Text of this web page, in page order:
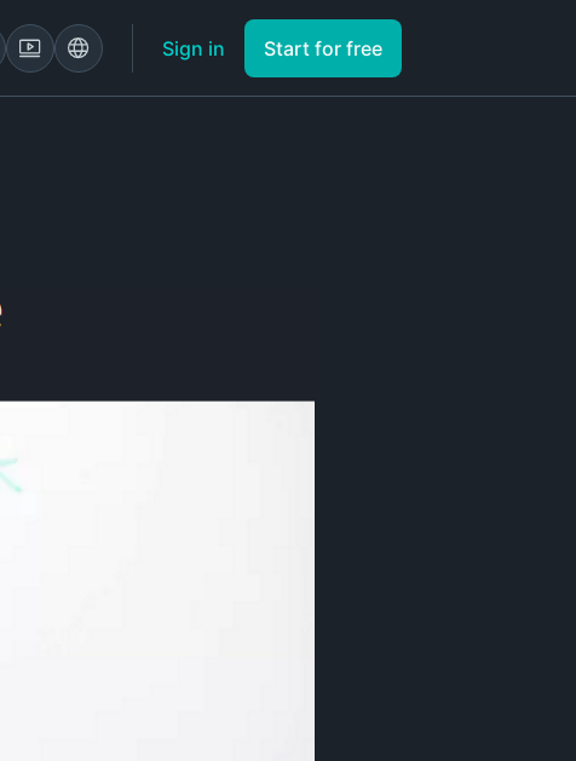
Sign in Start for free